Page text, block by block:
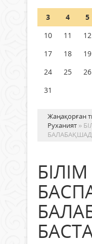
Қысқы
каникул
04 тамыз
3
4 5
10
11 12
17
18 19
24
25 26
31
Жаңақорған
Руханият »
БІЛІМ